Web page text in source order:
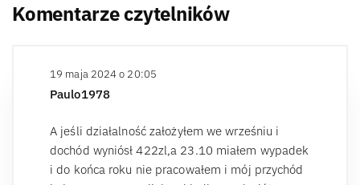
Komentarze czytelników
19 maja 2024 o 20:05
Paulo1978
A jeśli działalność założyłem we wrześniu i
dochód wyniósł 422zl,a 23.10 miałem wypadek
i do końca roku nie pracowałem i mój przychód